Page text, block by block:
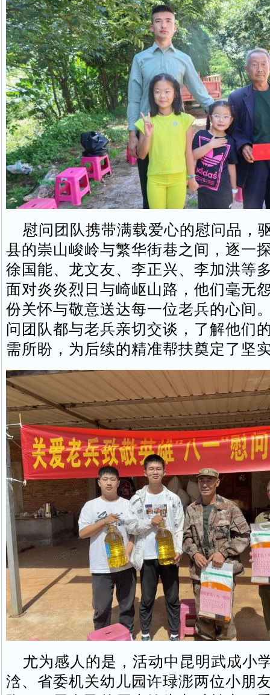
慰问团队携带满载爱心的慰问品，
县的崇山峻岭与繁华街巷之间，逐一
徐国能、龙文友、李正兴、李加洪等
面对炎炎烈日与崎岖山路，他们毫无
份关怀与敬意送达每一位老兵的心间
问团队都与老兵亲切交谈，了解他们
需所盼，为后续的精准帮扶奠定了坚
尤为感人的是，活动中昆明武成小
浛、省委机关幼儿园许琭浵两位小朋